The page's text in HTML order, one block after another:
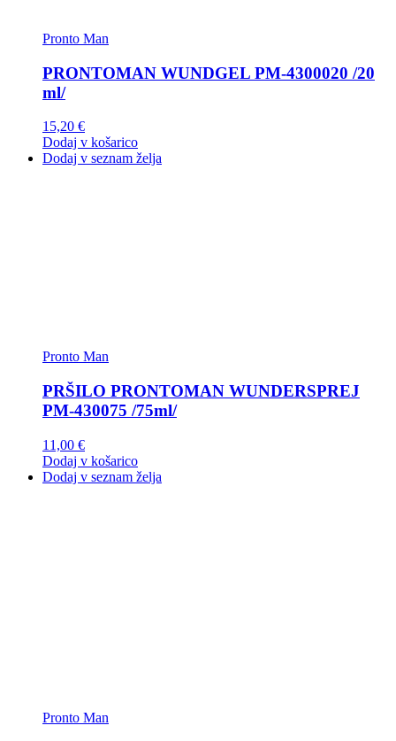
Pronto Man
PRONTOMAN WUNDGEL PM-4300020 /20
ml/
15,20 €
Dodaj v košarico
Dodaj v seznam želja
Pronto Man
PRŠILO PRONTOMAN WUNDERSPREJ
PM-430075 /75ml/
11,00 €
Dodaj v košarico
Dodaj v seznam želja
Pronto Man